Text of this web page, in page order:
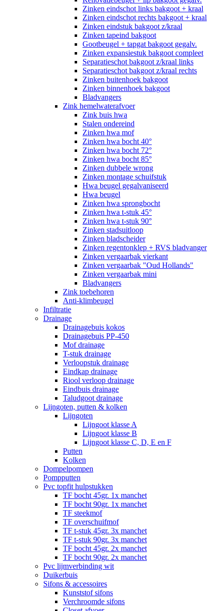
Zinken eindschot links bakgoot + kraal
Zinken eindschot rechts bakgoot + kraal
Zinken eindstuk bakgoot z/kraal
Zinken tapeind bakgoot
Gootbeugel + tapgat bakgoot gegalv.
Zinken expansiestuk bakgoot compleet
Separatieschot bakgoot z/kraal links
Separatieschot bakgoot z/kraal rechts
Zinken buitenhoek bakgoot
Zinken binnenhoek bakgoot
Bladvangers
Zink hemelwaterafvoer
Zink buis hwa
Stalen ondereind
Zinken hwa mof
Zinken hwa bocht 40°
Zinken hwa bocht 72°
Zinken hwa bocht 85°
Zinken dubbele wrong
Zinken montage schuifstuk
Hwa beugel gegalvaniseerd
Hwa beugel
Zinken hwa sprongbocht
Zinken hwa t-stuk 45°
Zinken hwa t-stuk 90°
Zinken stadsuitloop
Zinken bladscheider
Zinken regentonklep + RVS bladvanger
Zinken vergaarbak vierkant
Zinken vergaarbak "Oud Hollands"
Zinken vergaarbak mini
Bladvangers
Zink toebehoren
Anti-klimbeugel
Infiltratie
Drainage
Drainagebuis kokos
Drainagebuis PP-450
Mof drainage
T-stuk drainage
Verloopstuk drainage
Eindkap drainage
Riool verloop drainage
Eindbuis drainage
Taludgoot drainage
Lijngoten, putten & kolken
Lijngoten
Lijngoot klasse A
Lijngoot klasse B
Lijngoot klasse C, D, E en F
Putten
Kolken
Dompelpompen
Pompputten
Pvc topfit hulpstukken
TF bocht 45gr. 1x manchet
TF bocht 90gr. 1x manchet
TF steekmof
TF overschuifmof
TF t-stuk 45gr. 3x manchet
TF t-stuk 90gr. 3x manchet
TF bocht 45gr. 2x manchet
TF bocht 90gr. 2x manchet
Pvc lijmverbinding wit
Duikerbuis
Sifons & accessoires
Kunststof sifons
Verchroomde sifons